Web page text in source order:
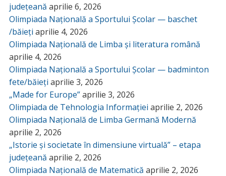
județeană aprilie 6, 2026
Olimpiada Națională a Sportului Școlar — baschet
/băieți aprilie 4, 2026
Olimpiada Națională de Limba și literatura română
aprilie 4, 2026
Olimpiada Națională a Sportului Școlar — badminton
fete/băieți aprilie 3, 2026
„Made for Europe”aprilie 3, 2026
Olimpiada de Tehnologia Informației aprilie 2, 2026
Olimpiada Națională de Limba Germană Modernă
aprilie 2, 2026
„Istorie și societate în dimensiune virtuală” – etapa
județeană aprilie 2, 2026
Olimpiada Națională de Matematică aprilie 2, 2026